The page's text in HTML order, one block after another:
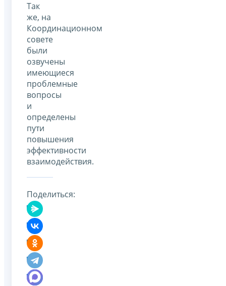
Так
же, на
Координационном
совете
были
озвучены
имеющиеся
проблемные
вопросы
и
определены
пути
повышения
эффективности
взаимодействия.
Поделиться: